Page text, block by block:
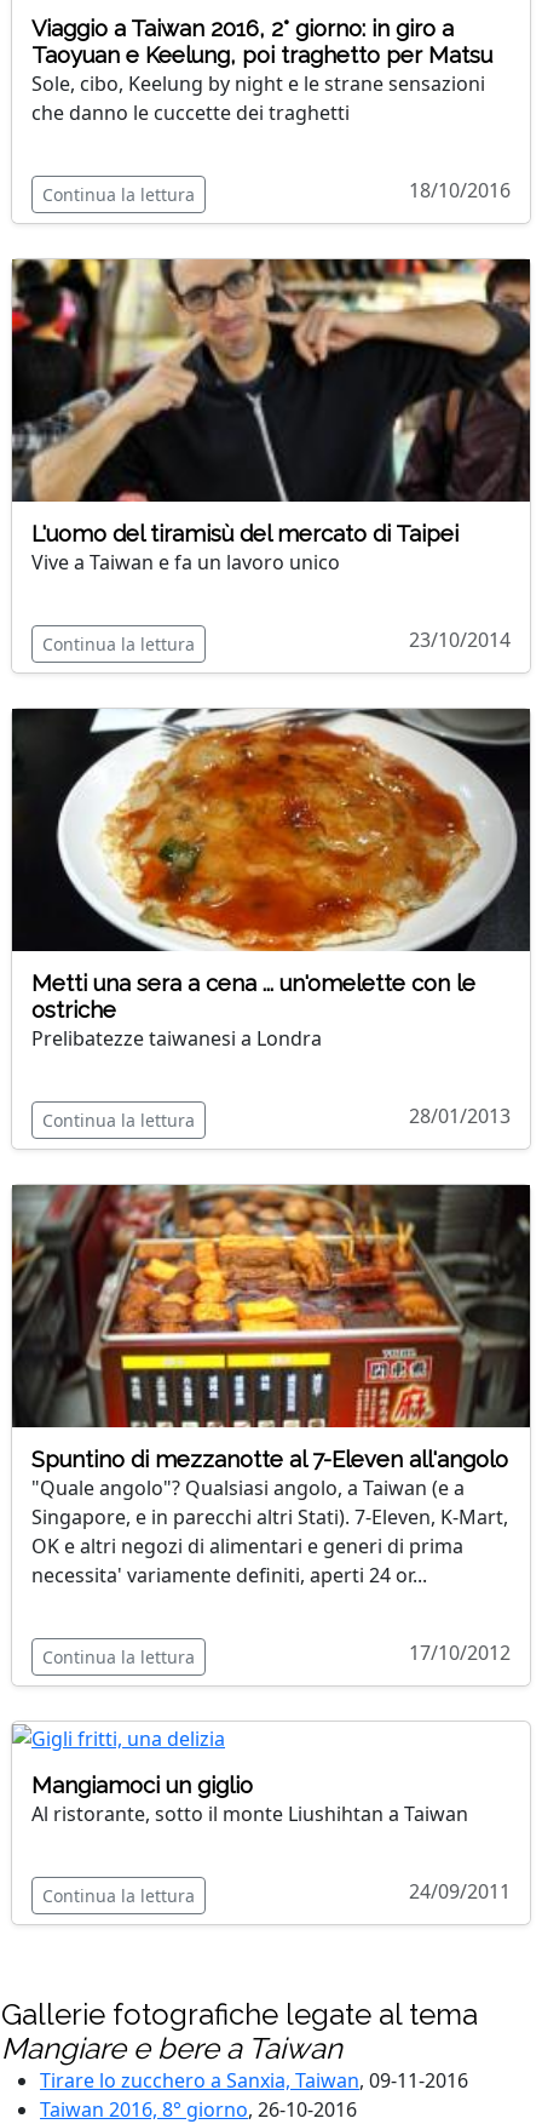
Viaggio a Taiwan 2016, 2° giorno: in giro a
Taoyuan e Keelung, poi traghetto per Matsu
Sole, cibo, Keelung by night e le strane sensazioni
che danno le cuccette dei traghetti
Continua la lettura 18/10/2016
L'uomo del tiramisù del mercato di Taipei
Vive a Taiwan e fa un lavoro unico
Continua la lettura 23/10/2014
Metti una sera a cena ... un'omelette con le
ostriche
Prelibatezze taiwanesi a Londra
Continua la lettura 28/01/2013
Spuntino di mezzanotte al 7-Eleven all'angolo
"Quale angolo"? Qualsiasi angolo, a Taiwan (e a
Singapore, e in parecchi altri Stati). 7-Eleven, K-Mart,
OK e altri negozi di alimentari e generi di prima
necessita' variamente definiti, aperti 24 or...
Continua la lettura 17/10/2012
Mangiamoci un giglio
Al ristorante, sotto il monte Liushihtan a Taiwan
Continua la lettura 24/09/2011
Gallerie fotografiche legate al tema
Mangiare e bere a Taiwan
Tirare lo zucchero a Sanxia, Taiwan, 09-11-2016
Taiwan 2016, 8° giorno, 26-10-2016